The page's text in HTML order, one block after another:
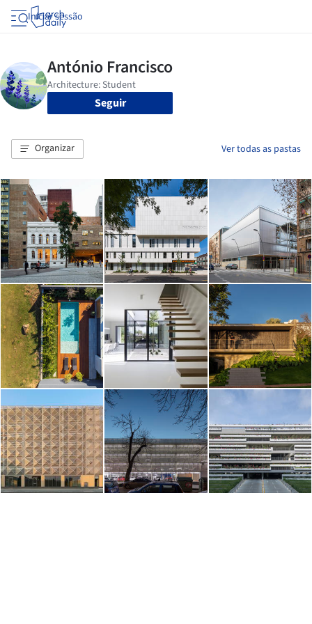
Iniciar sessão
Seguir
Organizar Ver todas as pastas